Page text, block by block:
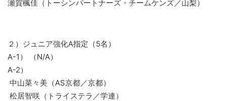
瀬賀楓佳（トーシンパートナーズ・チームケンズ／山梨）
２）ジュニア強化A指定（5名）
A-1） （N/A）
A-2）
中山菜々美（AS京都／京都）
松居智咲（トライステラ／学連）